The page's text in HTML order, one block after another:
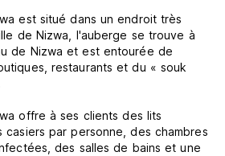
est situé dans un endroit très
de Nizwa, l'auberge se trouve à
de Nizwa et est entourée de
restaurants et du « souk
offre à ses clients des lits
par personne, des chambres
des salles de bains et une